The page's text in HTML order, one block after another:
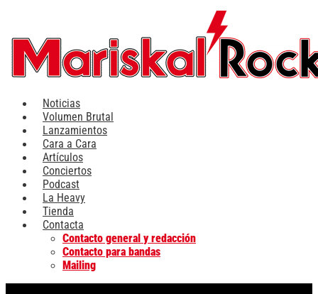
contenido
Noticias
Volumen Brutal
Lanzamientos
Cara a Cara
Artículos
Conciertos
Podcast
La Heavy
Tienda
Contacta
Contacto general y redacción
Contacto para bandas
Mailing